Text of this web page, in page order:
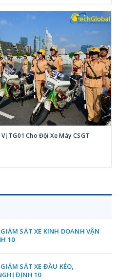
TG01 Cho Đội Xe Máy CSGT
SÁT XE KINH DOANH VẬN
10
SÁT XE ĐẦU KÉO,
ĐỊNH 10